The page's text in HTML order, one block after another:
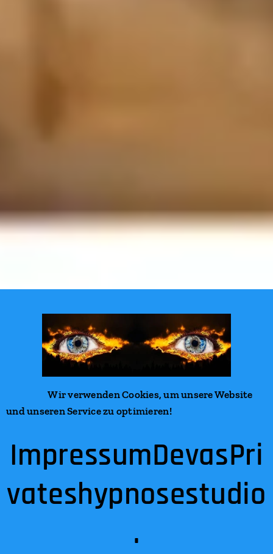
Wir verwenden Cookies, um unsere Website
und unseren Service zu optimieren!
ImpressumDevasPri
vateshypnosestudio
.